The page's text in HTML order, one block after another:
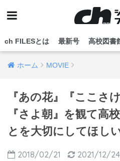
ch FILESとは 最新号 高校図書
ホーム MOVIE
『あの花』『ここさ
『さよ朝』を観て高
とを大切にしてほし
2018/02/21 2021/12/24